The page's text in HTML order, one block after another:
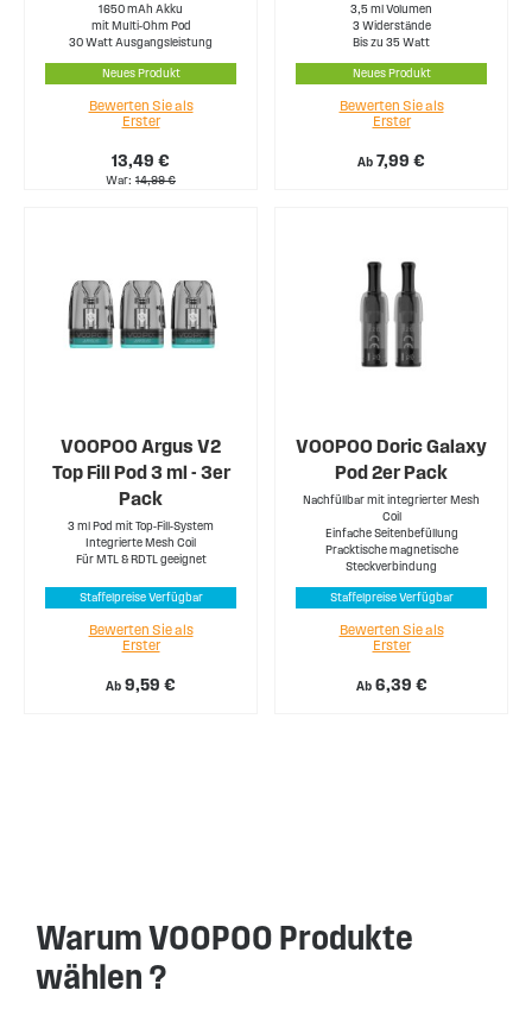
1650 mAh Akku
mit Multi-Ohm Pod
30 Watt Ausgangsleistung
Neues Produkt
13,49 €
War 14,99 €
Bewerten Sie als
Erster
3,5 ml Volumen
3 Widerstände
Bis zu 35 Watt
Neues Produkt
Ab 7,99 €
Bewerten Sie als
Erster
VOOPOO Argus V2
Top Fill Pod 3 ml - 3er
Pack
3 ml Pod mit Top-Fill-System
Integrierte Mesh Coil
Für MTL & RDTL geeignet
Staffelpreise Verfügbar
Ab 9,59 €
Bewerten Sie als
Erster
VOOPOO Doric Galaxy
Pod 2er Pack
Nachfüllbar mit integrierter Mesh
Coil
Einfache Seitenbefüllung
Pracktische magnetische
Steckverbindung
Staffelpreise Verfügbar
Ab 6,39 €
Bewerten Sie als
Erster
Warum VOOPOO Produkte
wählen ?